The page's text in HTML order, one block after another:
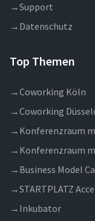
→Support
→ Datenschutz
Top Themen
→Coworking Köln
→Coworking
→ Konferenzraum
→ Konferenzraum
→ Business Model
→STARTPLATZ
→ Inkubator